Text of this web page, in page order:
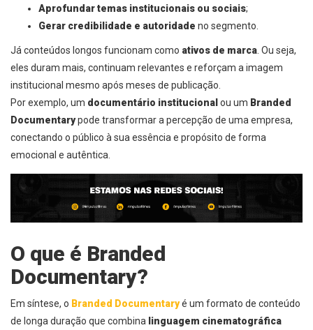
Aprofundar temas institucionais ou sociais;
Gerar credibilidade e autoridade no segmento.
Já conteúdos longos funcionam como ativos de marca. Ou seja,
eles duram mais, continuam relevantes e reforçam a imagem
institucional mesmo após meses de publicação.
Por exemplo, um documentário institucional ou um Branded
Documentarypode transformar a percepção de uma empresa,
conectando o público à sua essência e propósito de forma
emocional e autêntica.
O que é Branded
Documentary?
Em síntese, o Branded Documentaryé um formato de conteúdo
de longa duração que combina linguagem cinematográfica